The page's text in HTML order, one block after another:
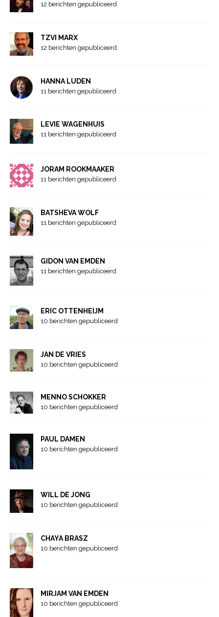
12 berichten gepubliceerd
TZVI MARX
12 berichten gepubliceerd
HANNA LUDEN
11 berichten gepubliceerd
LEVIE WAGENHUIS
11 berichten gepubliceerd
JORAM ROOKMAAKER
11 berichten gepubliceerd
BATSHEVA WOLF
11 berichten gepubliceerd
GIDON VAN EMDEN
11 berichten gepubliceerd
ERIC OTTENHEIJM
10 berichten gepubliceerd
JAN DE VRIES
10 berichten gepubliceerd
MENNO SCHOKKER
10 berichten gepubliceerd
PAUL DAMEN
10 berichten gepubliceerd
WILL DE JONG
10 berichten gepubliceerd
CHAYA BRASZ
10 berichten gepubliceerd
MIRJAM VAN EMDEN
10 berichten gepubliceerd